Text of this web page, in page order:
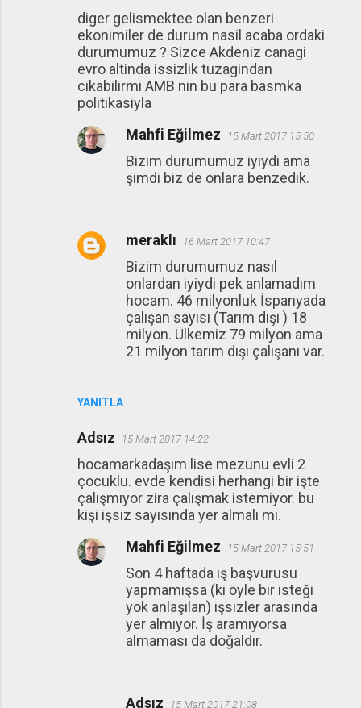
diger gelismektee olan benzeri
ekonimiler de durum nasil acaba ordaki
durumumuz ? Sizce Akdeniz canagi
evro altinda issizlik tuzagindan
cikabilirmi AMB nin bu para basmka
politikasiyla
YANITLA
Mahfi Eğilmez 15 Mart 2017 15:50
Bizim durumumuz iyiydi ama
şimdi biz de onlara benzedik.
meraklı 16 Mart 2017 10:47
Bizim durumumuz nasıl
onlardan iyiydi pek anlamadım
hocam. 46 milyonluk İspanyada
çalışan sayısı (Tarım dışı ) 18
milyon. Ülkemiz 79 milyon ama
21 milyon tarım dışı çalışanı var.
Adsız 15 Mart 2017 14:22
hocamarkadaşım lise mezunu evli 2
çocuklu. evde kendisi herhangi bir işte
çalışmıyor zira çalışmak istemiyor. bu
kişi işsiz sayısında yer almalı mı.
Mahfi Eğilmez
15 Mart 2017 15:51
Son 4 haftada iş başvurusu
yapmamışsa (ki öyle bir isteği
yok anlaşılan) işsizler arasında
yer almıyor. İş aramıyorsa
almaması da doğaldır.
Adsız 15 Mart 2017 21:08